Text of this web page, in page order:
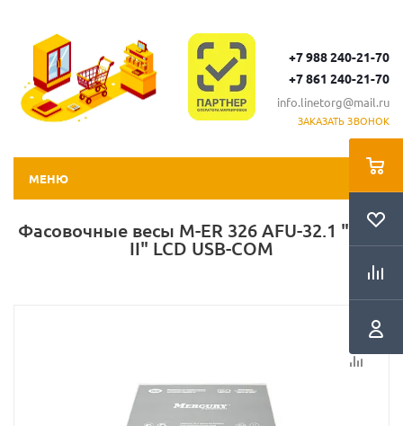
+7 988 240-21-70
+7 861 240-21-70
info.linetorg@mail.ru
ЗАКАЗАТЬ ЗВОНОК
МЕНЮ
Фасовочные весы M-ER 326 AFU-32.1 "Post
II" LCD USB-COM